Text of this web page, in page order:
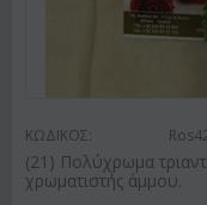
ΚΩΔΙΚΟΣ:
(21) Πολύχρωμα
χρωματιστής άμμου.